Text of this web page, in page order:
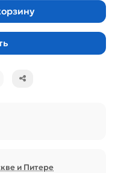
и Питере